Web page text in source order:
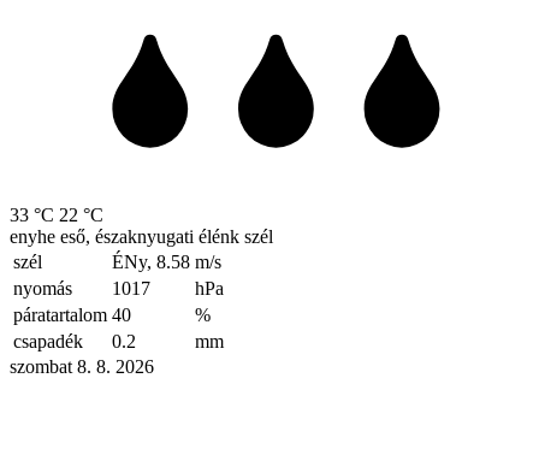
33 °C 22 °C
enyhe eső, északnyugati élénk szél
szél
ÉNy, 8.58 m/s
nyomás
1017
hPa
páratartalom 40
%
csapadék
0.2
mm
szombat 8. 8. 2026